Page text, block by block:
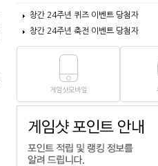
창간 24주년 퀴즈 이벤트 당첨자
창간 24주년 축전 이벤트 당첨자
게임샷모바일